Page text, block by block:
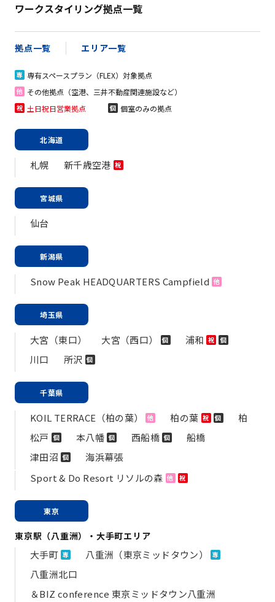
ワークスタイリング拠点一覧
拠点一覧 エリア一覧
専 専有スペースプラン（FLEX）対象拠点
他 その他拠点（空港、三井不動産関連施設など）
祝 土日祝日営業拠点 個 個室のみの拠点
北海道
札幌 新千歳空港 祝
宮城県
仙台
新潟県
Snow Peak HEADQUARTERS Campfield 他
埼玉県
大宮（東口） 大宮（西口） 個 浦和 祝 個
川口 所沢 個
千葉県
KOIL TERRACE（柏の葉） 他 柏の葉 祝 個
柏
松戸 個 本八幡 個 西船橋 個
船橋
津田沼 個
海浜幕張
Sport & Do Resort リソルの森 他 祝
東京
東京駅（八重洲）・大手町エリア
大手町 専 八重洲（東京ミッドタウン） 専
八重洲北口
＆BIZ conference 東京ミッドタウン八重洲